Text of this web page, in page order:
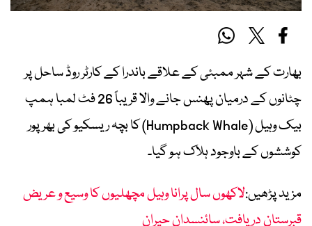
بھارت کے شہر ممبئی کے علاقے باندرا کے کارٹر روڈ ساحل پر
چٹانوں کے درمیان پھنس جانے والا قریباً 26 فٹ لمبا ہمپ
بیک وہیل (Humpback Whale) کا بچہ ریسکیو کی بھرپور
کوششوں کے باوجود ہلاک ہو گیا۔
مزید پڑھیں:لاکھوں سال پرانا وہیل مچھلیوں کا وسیع و عریض
قبرستان دریافت، سائنسدان حیران